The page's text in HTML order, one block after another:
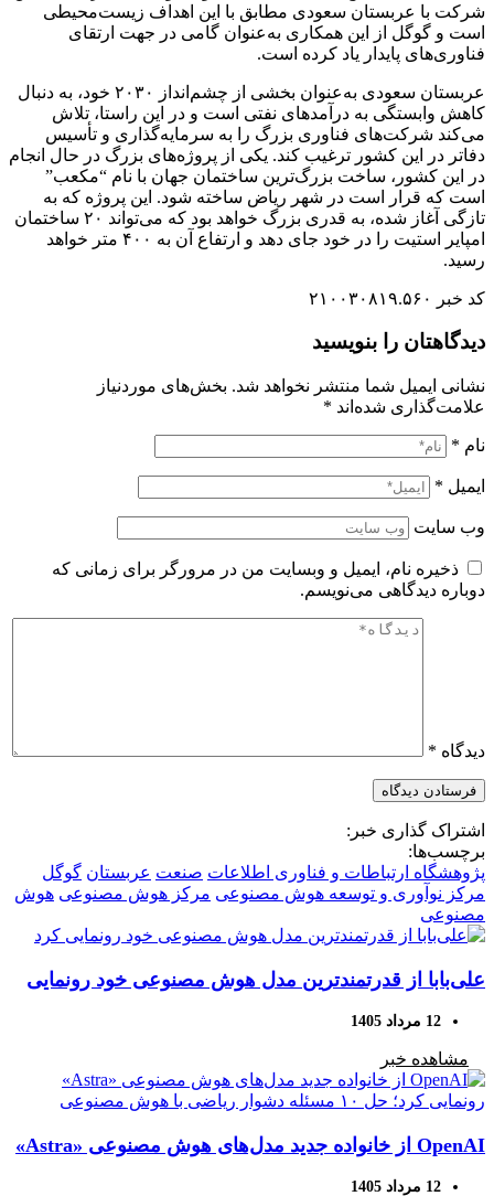
شرکت با عربستان سعودی مطابق با این اهداف زیست‌محیطی
است و گوگل از این همکاری به‌عنوان گامی در جهت ارتقای
فناوری‌های پایدار یاد کرده است.
عربستان سعودی به‌عنوان بخشی از چشم‌انداز ۲۰۳۰ خود، به دنبال
کاهش وابستگی به درآمدهای نفتی است و در این راستا، تلاش
می‌کند شرکت‌های فناوری بزرگ را به سرمایه‌گذاری و تأسیس
دفاتر در این کشور ترغیب کند. یکی از پروژه‌های بزرگ در حال انجام
در این کشور، ساخت بزرگ‌ترین ساختمان جهان با نام “مکعب”
است که قرار است در شهر ریاض ساخته شود. این پروژه که به
تازگی آغاز شده، به قدری بزرگ خواهد بود که می‌تواند ۲۰ ساختمان
امپایر استیت را در خود جای دهد و ارتفاع آن به ۴۰۰ متر خواهد
رسید.
کد خبر ۲۱۰۰۳۰۸۱۹.۵۶۰
دیدگاهتان را بنویسید
نشانی ایمیل شما منتشر نخواهد شد. بخش‌های موردنیاز
علامت‌گذاری شده‌اند *
نام *
ایمیل *
وب‌ سایت
ذخیره نام، ایمیل و وبسایت من در مرورگر برای زمانی که
دوباره دیدگاهی می‌نویسم.
دیدگاه *
اشتراک گذاری خبر:
برچسب‌ها:
پژوهشگاه ارتباطات و فناوری اطلاعات صنعت عربستان گوگل
مرکز نوآوری و توسعه هوش مصنوعی مرکز هوش مصنوعی هوش
مصنوعی
علی‌بابا از قدرتمندترین مدل هوش مصنوعی خود رونمایی
12 مرداد 1405
مشاهده خبر
OpenAI از خانواده جدید مدل‌های هوش مصنوعی «Astra»
12 مرداد 1405